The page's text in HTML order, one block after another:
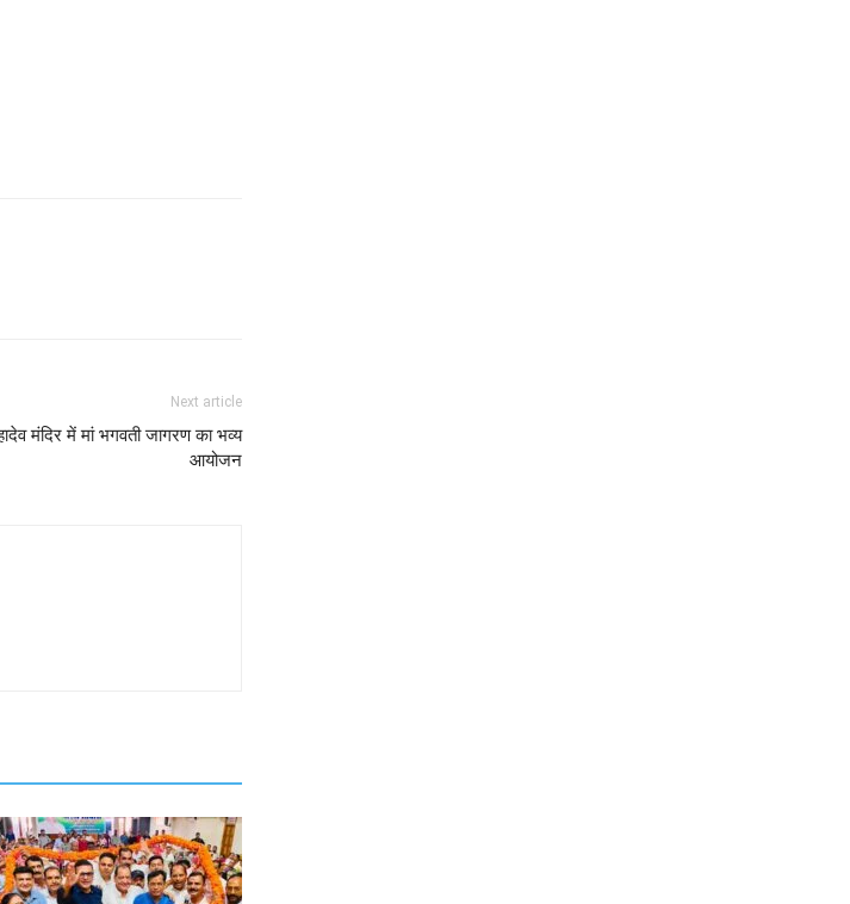
Next article
मंदिर में मां भगवती जागरण का भव्य
आयोजन